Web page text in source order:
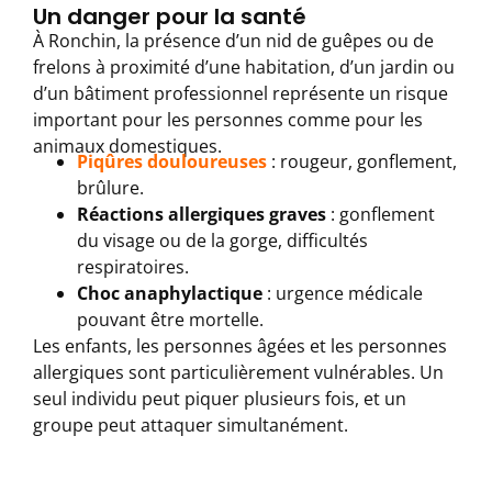
Un danger pour la santé
À Ronchin, la présence d’un nid de guêpes ou de
frelons à proximité d’une habitation, d’un jardin ou
d’un bâtiment professionnel représente un risque
important pour les personnes comme pour les
animaux domestiques.
Piqûres douloureuses : rougeur, gonflement,
brûlure.
Réactions allergiques graves : gonflement
du visage ou de la gorge, difficultés
respiratoires.
Choc anaphylactique : urgence médicale
pouvant être mortelle.
Les enfants, les personnes âgées et les personnes
allergiques sont particulièrement vulnérables. Un
seul individu peut piquer plusieurs fois, et un
groupe peut attaquer simultanément.